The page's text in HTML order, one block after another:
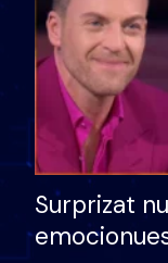
Surprizat